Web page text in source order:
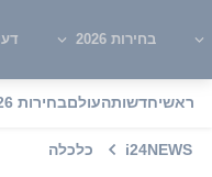
בחירות 2026
ראשיחדשותהעולםבחירות 2026
i24NEWS כלכלה